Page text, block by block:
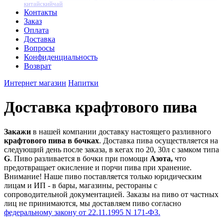
китайскийчай
Контакты
Заказ
Оплата
Доставка
Вопросы
Конфиденциальность
Возврат
Интернет магазин Напитки
Доставка крафтового пива
Закажи в нашей компании доставку настоящего разливного
крафтового пива в бочках. Доставка пива осуществляется на
следующий день после заказа, в кегах по 20, 30л с замком типа
G. Пиво разливается в бочки при помощи Азота, что
предотвращает окисление и порчи пива при хранение.
Внимание! Наше пиво поставляется только юридическим
лицам и ИП - в бары, магазины, рестораны с
сопроводительной документацией. Заказы на пиво от частных
лиц не принимаются, мы доставляем пиво согласно
федеральному закону от 22.11.1995 N 171-ФЗ.